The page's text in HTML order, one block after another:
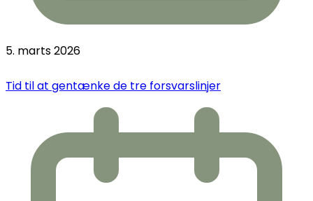
5. marts 2026
Tid til at gentænke de tre forsvarslinjer